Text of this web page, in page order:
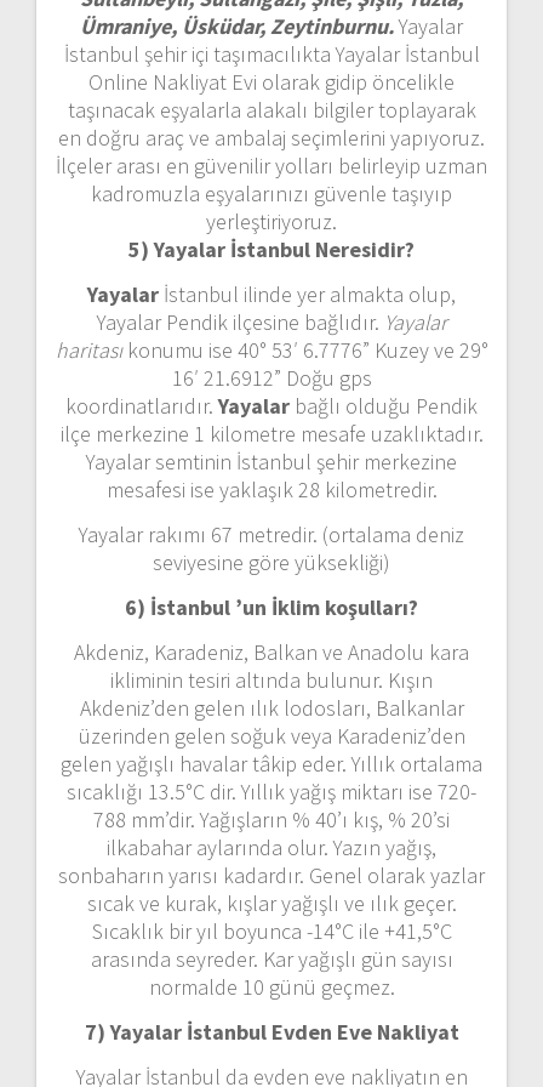
Ümraniye, Üsküdar, Zeytinburnu.Yayalar
İstanbul şehir içi taşımacılıkta Yayalar İstanbul
Online Nakliyat Evi olarak gidip öncelikle
taşınacak eşyalarla alakalı bilgiler toplayarak
en doğru araç ve ambalaj seçimlerini yapıyoruz.
İlçeler arası en güvenilir yolları belirleyip uzman
kadromuzla eşyalarınızı güvenle taşıyıp
yerleştiriyoruz.
5) Yayalar İstanbul Neresidir?
Yayalar İstanbul ilinde yer almakta olup,
Yayalar Pendik ilçesine bağlıdır. Yayalar
haritasıkonumu ise 40° 53′ 6.7776” Kuzey ve 29°
16′ 21.6912” Doğu gps
koordinatlarıdır.Yayalar bağlı olduğu Pendik
ilçe merkezine 1 kilometre mesafe uzaklıktadır.
Yayalar semtinin İstanbul şehir merkezine
mesafesi ise yaklaşık 28 kilometredir.
Yayalar rakımı 67 metredir. (ortalama deniz
seviyesine göre yüksekliği)
6) İstanbul ’un İklim koşulları?
Akdeniz, Karadeniz, Balkan ve Anadolu kara
ikliminin tesiri altında bulunur. Kışın
Akdeniz’den gelen ılık lodosları, Balkanlar
üzerinden gelen soğuk veya Karadeniz’den
gelen yağışlı havalar tâkip eder. Yıllık ortalama
sıcaklığı 13.5°C dir. Yıllık yağış miktarı ise 720-
788 mm’dir. Yağışların % 40’ı kış, % 20’si
ilkabahar aylarında olur. Yazın yağış,
sonbaharın yarısı kadardır. Genel olarak yazlar
sıcak ve kurak, kışlar yağışlı ve ılık geçer.
Sıcaklık bir yıl boyunca -14°C ile +41,5°C
arasında seyreder. Kar yağışlı gün sayısı
normalde 10 günü geçmez.
7) Yayalar İstanbul Evden Eve Nakliyat
Yayalar İstanbul da evden eve nakliyatın en